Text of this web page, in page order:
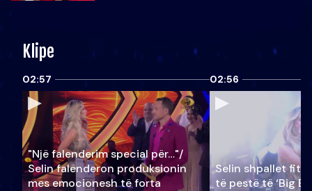
Klipe
02:57
"Një falenderim special për…"/
Selin falënderon produksionin
mes emocionesh të forta
02:56
Selin shpallet
të pestë të ‘Big